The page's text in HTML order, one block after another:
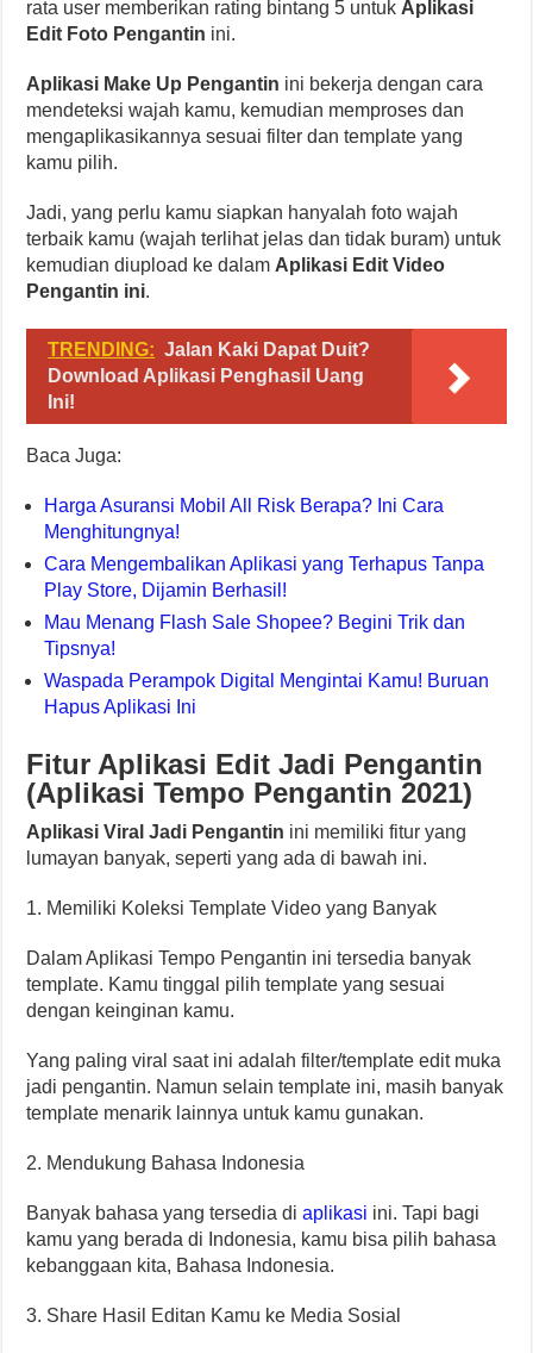
rata user memberikan rating bintang 5 untuk Aplikasi
Edit Foto Pengantin ini.
Aplikasi Make Up Pengantin ini bekerja dengan cara
mendeteksi wajah kamu, kemudian memproses dan
mengaplikasikannya sesuai filter dan template yang
kamu pilih.
Jadi, yang perlu kamu siapkan hanyalah foto wajah
terbaik kamu (wajah terlihat jelas dan tidak buram) untuk
kemudian diupload ke dalam Aplikasi Edit Video
Pengantin ini.
TRENDING: Jalan Kaki Dapat Duit?
Download Aplikasi Penghasil Uang
Ini!
Baca Juga:
Harga Asuransi Mobil All Risk Berapa? Ini Cara
Menghitungnya!
Cara Mengembalikan Aplikasi yang Terhapus Tanpa
Play Store, Dijamin Berhasil!
Mau Menang Flash Sale Shopee? Begini Trik dan
Tipsnya!
Waspada Perampok Digital Mengintai Kamu! Buruan
Hapus Aplikasi Ini
Fitur Aplikasi Edit Jadi Pengantin
(Aplikasi Tempo Pengantin 2021)
Aplikasi Viral Jadi Pengantin ini memiliki fitur yang
lumayan banyak, seperti yang ada di bawah ini.
1. Memiliki Koleksi Template Video yang Banyak
Dalam Aplikasi Tempo Pengantin ini tersedia banyak
template. Kamu tinggal pilih template yang sesuai
dengan keinginan kamu.
Yang paling viral saat ini adalah filter/template edit muka
jadi pengantin. Namun selain template ini, masih banyak
template menarik lainnya untuk kamu gunakan.
2. Mendukung Bahasa Indonesia
Banyak bahasa yang tersedia diaplikasi ini. Tapi bagi
kamu yang berada di Indonesia, kamu bisa pilih bahasa
kebanggaan kita, Bahasa Indonesia.
3. Share Hasil Editan Kamu ke Media Sosial